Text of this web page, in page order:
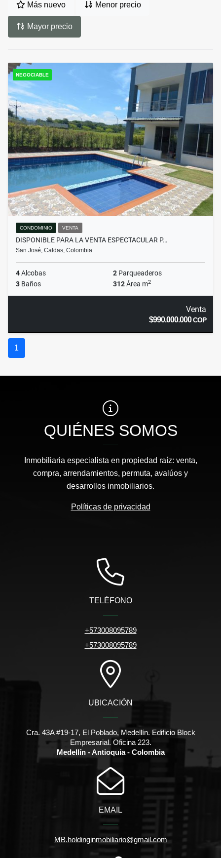
Más nuevo Menor precio
Mayor precio
NEGOCIABLE
CONDOMINIO VENTA
DISPONIBLE PARA LA VENTA ESPECTACULAR P…
San José, Caldas, Colombia
4Alcobas 2 Parqueaderos
3 Baños 312Área m2
Venta
$990.000.000COP
1
QUIÉNES SOMOS
Inmobiliaria especialista en propiedad raíz: venta,
compra, arrendamientos, permuta, avalúos y
desarrollos inmobiliarios.
Políticas de privacidad
TELÉFONO
+573008095789
+573008095789
UBICACIÓN
Cra. 43A #19-17, El Poblado, Medellín. Edificio Block
Empresarial. Oficina 223.
Medellín - Antioquia - Colombia
EMAIL
MB.holdinginmobiliario@gmail.com